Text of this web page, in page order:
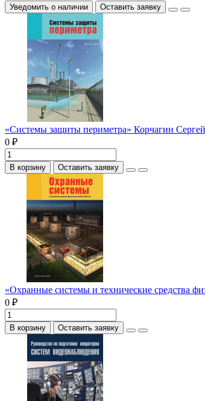
Уведомить о наличии Оставить заявку
«Системы защиты периметра» Корчагин Сергей
0 ₽
В корзину Оставить заявку
«Охранные системы и технические средства
0 ₽
В корзину Оставить заявку